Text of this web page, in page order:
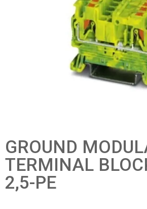
GROUND
TERMINAL
2,5-PE